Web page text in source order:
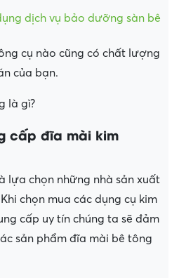
dịch vụ bảo dưỡng sàn bê
cụ nào cũng có chất lượng
của bạn.
là gì?
cấp đĩa mài kim
lựa chọn những nhà sản xuất
chọn mua các dụng cụ kim
cấp uy tín chúng ta sẽ đảm
sản phẩm đĩa mài bê tông